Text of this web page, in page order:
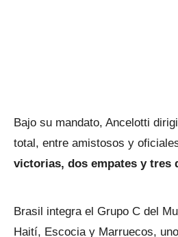
Bajo su mandato, Ancelotti
total, entre amistosos y
victorias, dos empates y tres
Brasil integra el Grupo C del
Haití, Escocia y Marruecos,